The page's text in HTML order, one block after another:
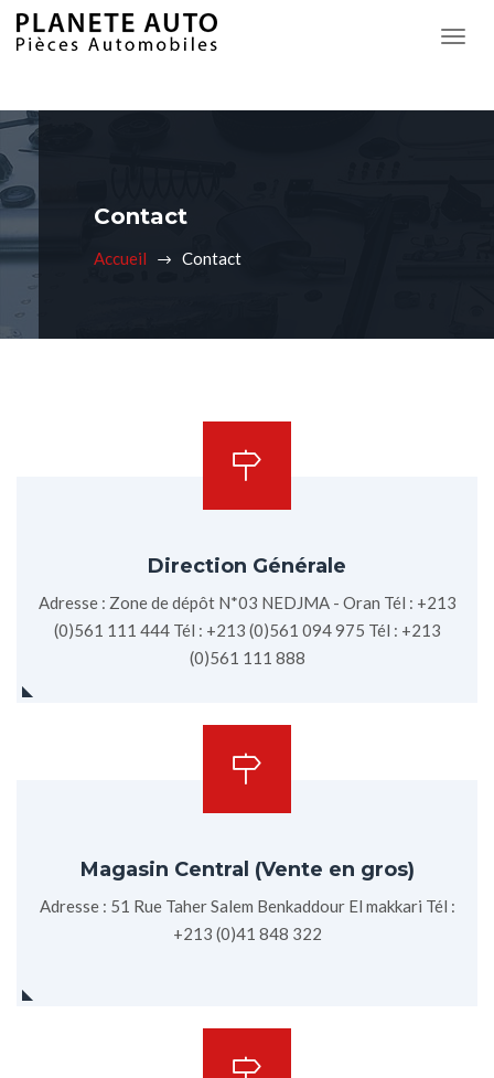
Contact
Accueil Contact
Direction Générale
Adresse : Zone de dépôt N*03 NEDJMA - Oran Tél : +213
(0)561 111 444 Tél : +213 (0)561 094 975 Tél : +213
(0)561 111 888
Magasin Central (Vente en gros)
Adresse : 51 Rue Taher Salem Benkaddour El makkari Tél :
+213 (0)41 848 322